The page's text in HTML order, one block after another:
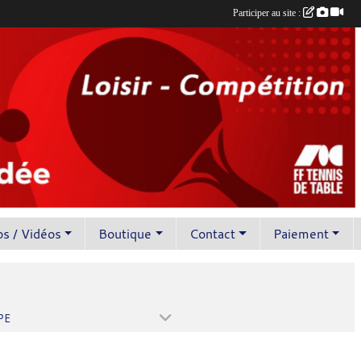
/ Vidéos Boutique Contact Paiement
Participer au site :